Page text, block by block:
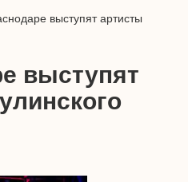
выступят артисты
выступят